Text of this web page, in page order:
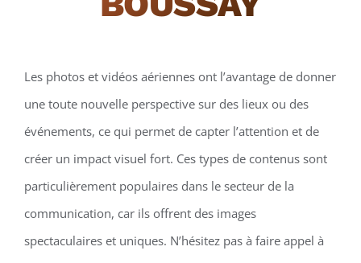
Les photos et vidéos aériennes ont l’avantage de donner
une toute nouvelle perspective sur des lieux ou des
événements, ce qui permet de capter l’attention et de
créer un impact visuel fort. Ces types de contenus sont
particulièrement populaires dans le secteur de la
communication, car ils offrent des images
spectaculaires et uniques. N’hésitez pas à faire appel à